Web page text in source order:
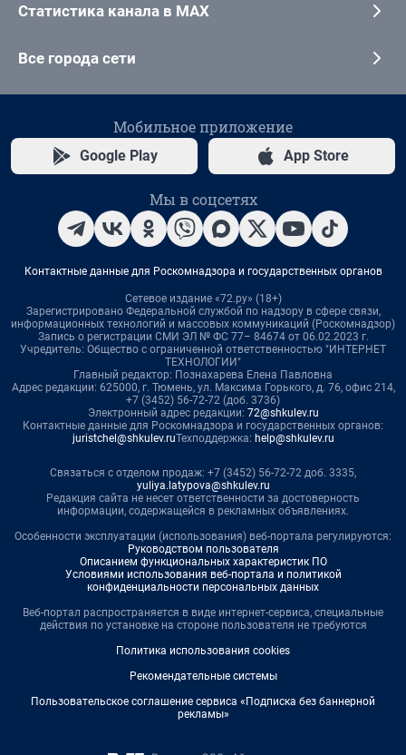
Статистика канала в MAX
Все города сети
Мобильное приложение
Google Play App Store
Мы в соцсетях
Контактные данные для Роскомнадзора и государственных органов
Сетевое издание «72.ру» (18+)
Зарегистрировано Федеральной службой по надзору в сфере связи,
информационных технологий и массовых коммуникаций (Роскомнадзор)
Запись о регистрации СМИ ЭЛ № ФС 77– 84674 от 06.02.2023 г.
Учредитель: Общество с ограниченной ответственностью "ИНТЕРНЕТ
ТЕХНОЛОГИИ"
Главный редактор: Познахарева Елена Павловна
Адрес редакции: 625000, г. Тюмень, ул. Максима Горького, д. 76, офис 214,
+7 (3452) 56-72-72 (доб. 3736)
Электронный адрес редакции: 72@shkulev.ru
Контактные данные для Роскомнадзора и государственных органов:
juristchel@shkulev.ruТехподдержка: help@shkulev.ru
Связаться с отделом продаж: +7 (3452) 56-72-72 доб. 3335,
yuliya.latypova@shkulev.ru
Редакция сайта не несет ответственности за достоверность
информации, содержащейся в рекламных объявлениях.
Особенности эксплуатации (использования) веб-портала регулируются:
Руководством пользователя
Описанием функциональных характеристик ПО
Условиями использования веб-портала и политикой
конфиденциальности персональных данных
Веб-портал распространяется в виде интернет-сервиса, специальные
действия по установке на стороне пользователя не требуются
Политика использования cookies
Рекомендательные системы
Пользовательское соглашение сервиса «Подписка без баннерной
рекламы»